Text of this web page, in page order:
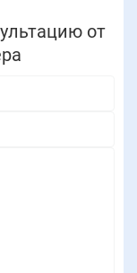
от